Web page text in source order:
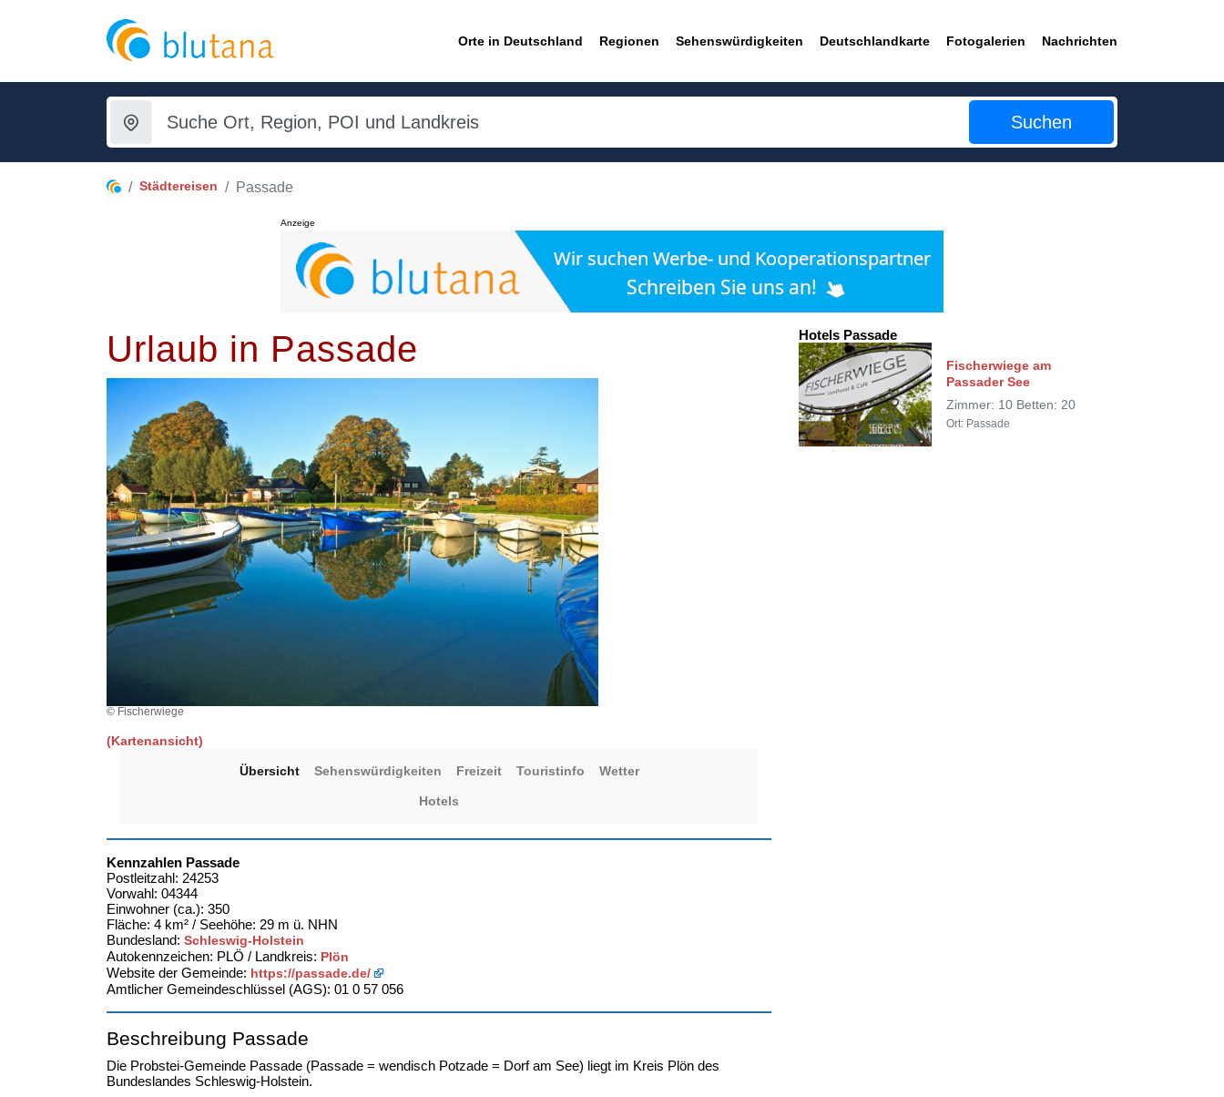
Orte in Deutschland Regionen Sehenswürdigkeiten Deutschlandkarte Fotogalerien Nachrichten
Suchen
Städtereisen Passade
Anzeige
Urlaub in Passade
© Fischerwiege
(Kartenansicht)
Übersicht Sehenswürdigkeiten Freizeit Touristinfo Wetter
Hotels
Kennzahlen Passade
Postleitzahl: 24253
Vorwahl: 04344
Einwohner (ca.): 350
Fläche: 4 km² / Seehöhe: 29 m ü. NHN
Bundesland: Schleswig-Holstein
Autokennzeichen: PLÖ / Landkreis: Plön
Website der Gemeinde: https://passade.de/
Amtlicher Gemeindeschlüssel (AGS): 01 0 57 056
Beschreibung Passade
Die Probstei-Gemeinde Passade (Passade = wendisch Potzade = Dorf am See) liegt im Kreis Plön des
Bundeslandes Schleswig-Holstein.
Hotels Passade
Fischerwiege am
Passader See
Zimmer: 10 Betten: 20
Ort: Passade